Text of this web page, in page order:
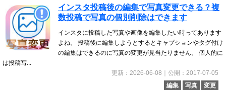
インスタ投稿後の編集で写真変更できる？複
数投稿で写真の個別削除はできます
インスタに投稿した写真や画像を編集したい時ってあります
よね。 投稿後に編集しようとするとキャプションやタグ付け
の編集はできるのに写真の変更が見当たりません。 個人的に
は投稿写...
更新：2026-06-08｜公開：2017-07-05
編集
写真 変更